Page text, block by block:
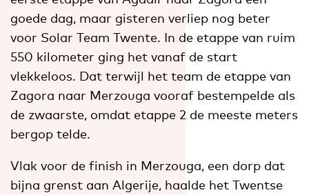
goede dag, maar gisteren verliep nog beter
voor Solar Team Twente. In de etappe van ruim
550 kilometer ging het vanaf de start
vlekkeloos. Dat terwijl het team de etappe van
Zagora naar Merzouga vooraf bestempelde als
de zwaarste, omdat etappe 2 de meeste meters
bergop telde.
Vlak voor de finish in Merzouga, een dorp dat
bijna grenst aan Algerije, haalde het Twentse